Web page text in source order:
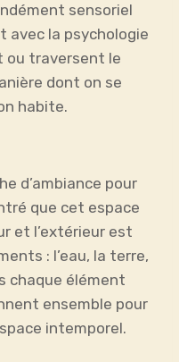
sensoriel
avec la psychologie
ou traversent le
dont on se
habite.
d’ambiance pour
que cet espace
et l’extérieur est
: l’eau, la terre,
chaque élément
ensemble pour
intemporel.